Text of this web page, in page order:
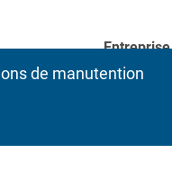
Entreprise
de manutention